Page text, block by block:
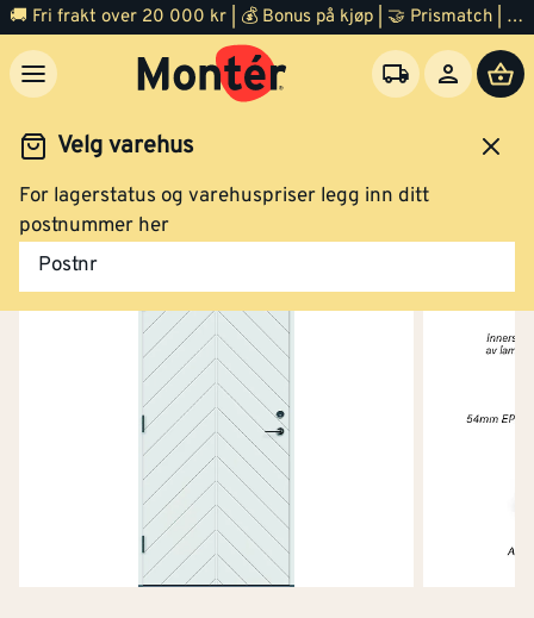
🚚 Fri frakt over 20 000 kr | 💰 Bonus på kjøp | 🤝 Prismatch | ⭐ 100% fornøyd garanti | 🏪 140 byggevarehus
Velg varehus
For lagerstatus og varehuspriser legg inn ditt
postnummer her
Postnr
Dør Ytterdør